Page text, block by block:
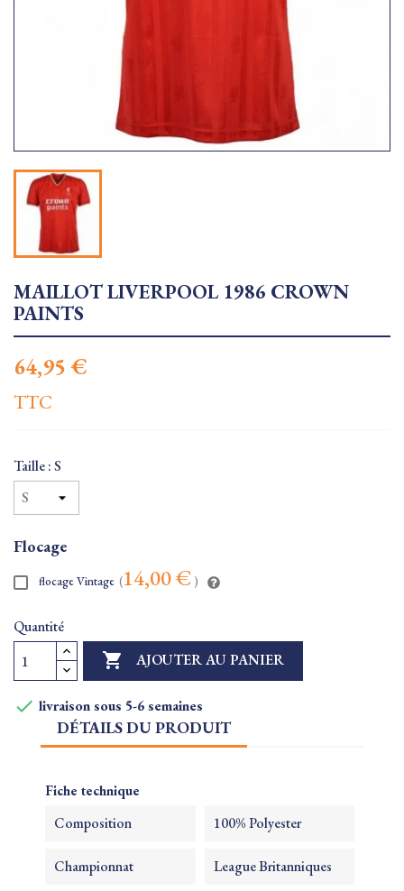
MAILLOT LIVERPOOL 1986 CROWN
PAINTS
64,95 €
TTC
Taille : S
Flocage
flocage Vintage (14,00 € )
Quantité
 AJOUTER AU PANIER
 livraison sous 5-6 semaines
DÉTAILS DU PRODUIT
Fiche technique
Composition 100% Polyester
Championnat League Britanniques